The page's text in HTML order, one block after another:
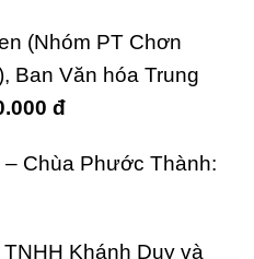
(Nhóm PT Chơn
Ban Văn hóa Trung
đ
– Chùa Phước Thành:
Khánh Duy và